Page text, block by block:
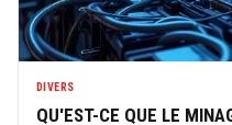
DIVERS
QU'EST-CE QUE LE